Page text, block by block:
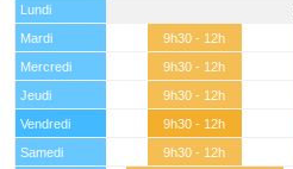
Lundi
Mardi
9h30 - 12h
Mercredi
9h30 - 12h
Jeudi
9h30 - 12h
Vendredi
9h30 - 12h
Samedi
9h30 - 12h